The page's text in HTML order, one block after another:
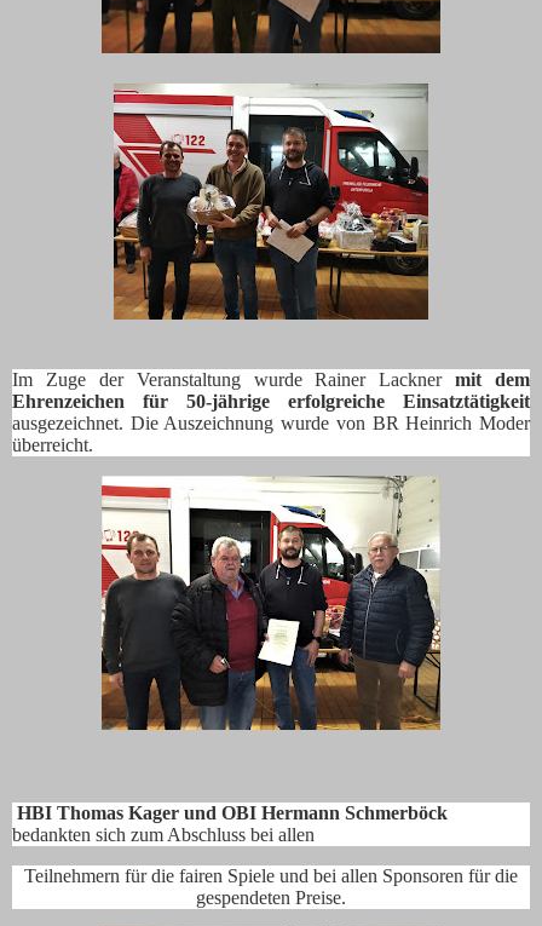
Im Zuge der Veranstaltung wurde Rainer Lacknermit dem
Ehrenzeichen für 50-jährige erfolgreiche Einsatztätigkeit
ausgezeichnet. Die Auszeichnung wurde von BR Heinrich Moder
überreicht.
HBI Thomas Kager und OBI Hermann Schmerböck
bedankten sich zum Abschluss bei allen
Teilnehmern für die fairen Spiele und bei allen Sponsoren für die
gespendeten Preise.